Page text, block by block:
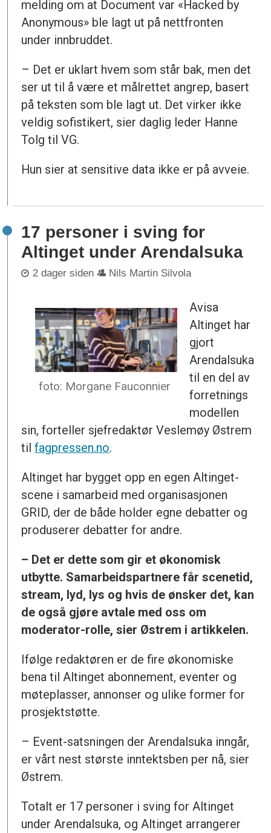
melding om at Document var «Hacked by
Anonymous» ble lagt ut på nettfronten
under innbruddet.
– Det er uklart hvem som står bak, men det
ser ut til å være et målrettet angrep, basert
på teksten som ble lagt ut. Det virker ikke
veldig sofistikert, sier daglig leder Hanne
Tolg til VG.
Hun sier at sensitive data ikke er på avveie.
17 personer i sving for
Altinget under Arendalsuka
2 dager siden Nils Martin Silvola
foto: Morgane Fauconnier
Avisa
Altinget har
gjort
Arendalsuka
til en del av
forretnings
modellen
sin, forteller sjefredaktør Veslemøy Østrem
tilfagpressen.no.
Altinget har bygget opp en egen Altinget-
scene i samarbeid med organisasjonen
GRID, der de både holder egne debatter og
produserer debatter for andre.
– Det er dette som gir et økonomisk
utbytte. Samarbeidspartnere får scenetid,
stream, lyd, lys og hvis de ønsker det, kan
de også gjøre avtale med oss om
moderator-rolle, sier Østrem i artikkelen.
Ifølge redaktøren er de fire økonomiske
bena til Altinget abonnement, eventer og
møteplasser, annonser og ulike former for
prosjektstøtte.
– Event-satsningen der Arendalsuka inngår,
er vårt nest største inntektsben per nå, sier
Østrem.
Totalt er 17 personer i sving for Altinget
under Arendalsuka, og Altinget arrangerer